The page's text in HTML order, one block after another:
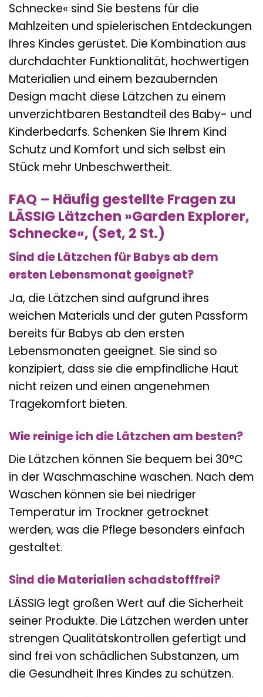
Schnecke« sind Sie bestens für die
Mahlzeiten und spielerischen Entdeckungen
Ihres Kindes gerüstet. Die Kombination aus
durchdachter Funktionalität, hochwertigen
Materialien und einem bezaubernden
Design macht diese Lätzchen zu einem
unverzichtbaren Bestandteil des Baby- und
Kinderbedarfs. Schenken Sie Ihrem Kind
Schutz und Komfort und sich selbst ein
Stück mehr Unbeschwertheit.
FAQ – Häufig gestellte Fragen zu
LÄSSIG Lätzchen »Garden Explorer,
Schnecke«, (Set, 2 St.)
Sind die Lätzchen für Babys ab dem
ersten Lebensmonat geeignet?
Ja, die Lätzchen sind aufgrund ihres
weichen Materials und der guten Passform
bereits für Babys ab den ersten
Lebensmonaten geeignet. Sie sind so
konzipiert, dass sie die empfindliche Haut
nicht reizen und einen angenehmen
Tragekomfort bieten.
Wie reinige ich die Lätzchen am besten?
Die Lätzchen können Sie bequem bei 30°C
in der Waschmaschine waschen. Nach dem
Waschen können sie bei niedriger
Temperatur im Trockner getrocknet
werden, was die Pflege besonders einfach
gestaltet.
Sind die Materialien schadstofffrei?
LÄSSIG legt großen Wert auf die Sicherheit
seiner Produkte. Die Lätzchen werden unter
strengen Qualitätskontrollen gefertigt und
sind frei von schädlichen Substanzen, um
die Gesundheit Ihres Kindes zu schützen.